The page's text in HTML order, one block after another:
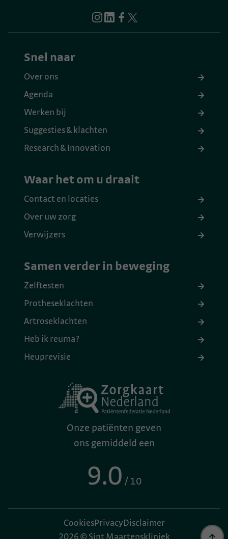
Snel naar
Over ons
Agenda
Werken bij
Suggesties & klachten
Research & Innovation
Waar het om u draait
Contact en locaties
Over uw zorg
Verwijzers
Samen verder in beweging
Zelftesten
Protheseklachten
Artroseklachten
Heb ik reuma?
Heuprevisie
Onze patiënten geven
ons gemiddeld een
9.0 / 10
CookiesPrivacyDisclaimer
2026 © Sint Maartenskliniek